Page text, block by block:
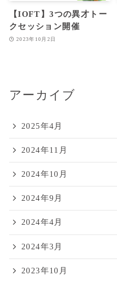
【IOFT】3つの異才トー
クセッション開催
2023年10月2日
アーカイブ
2025年4月
2024年11月
2024年10月
2024年9月
2024年4月
2024年3月
2023年10月